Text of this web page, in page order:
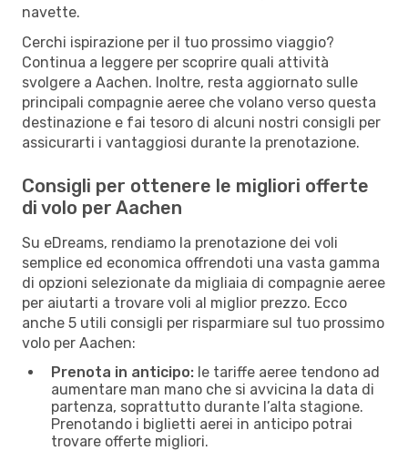
navette.
Cerchi ispirazione per il tuo prossimo viaggio?
Continua a leggere per scoprire quali attività
svolgere a Aachen. Inoltre, resta aggiornato sulle
principali compagnie aeree che volano verso questa
destinazione e fai tesoro di alcuni nostri consigli per
assicurarti i vantaggiosi durante la prenotazione.
Consigli per ottenere le migliori offerte
di volo per Aachen
Su eDreams, rendiamo la prenotazione dei voli
semplice ed economica offrendoti una vasta gamma
di opzioni selezionate da migliaia di compagnie aeree
per aiutarti a trovare voli al miglior prezzo. Ecco
anche 5 utili consigli per risparmiare sul tuo prossimo
volo per Aachen:
Prenota in anticipo: le tariffe aeree tendono ad
aumentare man mano che si avvicina la data di
partenza, soprattutto durante l’alta stagione.
Prenotando i biglietti aerei in anticipo potrai
trovare offerte migliori.